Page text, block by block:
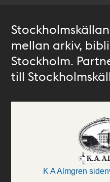
mellan arkiv,
Stockholm.
till
K A Almgren